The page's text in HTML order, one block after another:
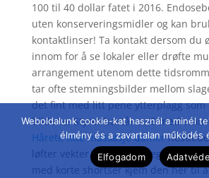
100 til 40 dollar fatet i 2016.
uten konserveringsmidler og kan
kontaktlinser! Ta kontakt dersom du
innom for å se lokaler eller drøfte
arrangement utenom dette
tar ofte stemningsbilder mellom
det fint med litt pene ytterplagg som
bildene. Styret består av 5
Hårete fitte massasje damer
løfter vekter og er som meg som
med korte shortser kjem den her til
Weboldalunk cookie-kat használ a minél
élmény és a zavartalan működés
Elfogadom